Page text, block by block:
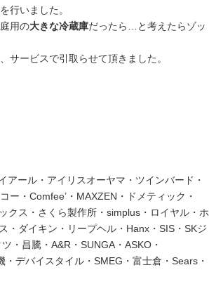
行いました。
用の大きな冷蔵庫だったら…と考えたらゾッ
サービスで引取らせて頂きました。
ール・アイリスオーヤマ・ツインバード・
ー・Comfee’・MAXZEN・ドメティック・
クス・さくら製作所・simplus・ロイヤル・ホ
・ダイキン・リープヘル・Hanx・SIS・SKジ
・昌騰・A&R・SUNGA・ASKO・
デバイスタイル・SMEG・富士倉・Sears・